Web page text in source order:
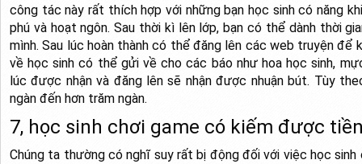
công tác này rất thích hợp với những bạn học sinh có năng
phú và hoạt ngôn. Sau thời kì lên lớp, bạn có thể dành thời
mình. Sau lúc hoàn thành có thể đăng lên các web truyện để
về học sinh có thể gửi về cho các báo như hoa học sinh,
lúc được nhận và đăng lên sẽ nhận được nhuận bút. Tùy
ngàn đến hơn trăm ngàn.
7, học sinh chơi game có kiếm được
Chúng ta thường có nghĩ suy rất bị động đối với việc học sinh